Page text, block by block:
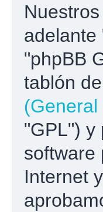
adelante
"phpBB
tablón
"GPL")
software
Internet